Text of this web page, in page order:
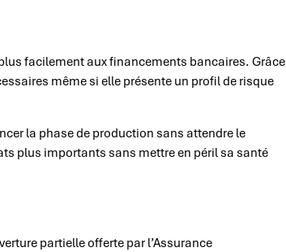
facilement aux financements bancaires. Grâce
même si elle présente un profil de risque
la phase de production sans attendre le
plus importants sans mettre en péril sa santé
partielle offerte par l’Assurance